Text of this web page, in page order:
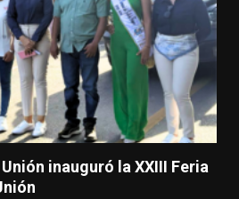
inauguró la XXIII Feria